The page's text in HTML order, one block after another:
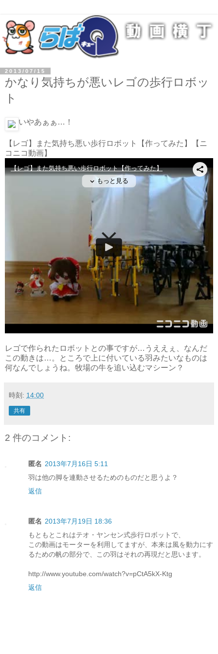
2013/07/15
かなり気持ちが悪いレゴの歩行ロボッ
ト
いやあぁぁ…！
【レゴ】また気持ち悪い歩行ロボット【作ってみた】
【ニ
コニコ動画】
レゴで作られたロボットとの事ですが…うええぇ、なんだ
この動きは…。ところで上に付いている羽みたいなものは
何なんでしょうね。牧場の牛を追い込むマシーン？
時刻: 14:00
共有
2 件のコメント:
匿名 2013年7月16日 5:11
羽は他の脚を連動させるためのものだと思うよ？
返信
匿名 2013年7月19日 18:36
もともとこれはテオ・ヤンセン式歩行ロボットで、
この動画はモーターを利用してますが、本来は風を動力にす
るための帆の部分で、この羽はそれの再現だと思います。
http://www.youtube.com/watch?v=pCtA5kX-Ktg
返信